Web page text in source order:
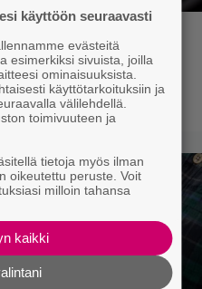
täytyy kertoa
– yrittäjät
käyttöön seuraavasti
evästeitä
esimerkiksi sivuista, joilla
ominaisuuksista.
käyttötarkoituksiin ja
välilehdellä.
toimivuuteen ja
tietoja myös ilman
oikeutettu peruste. Voit
milloin tahansa
kaikki